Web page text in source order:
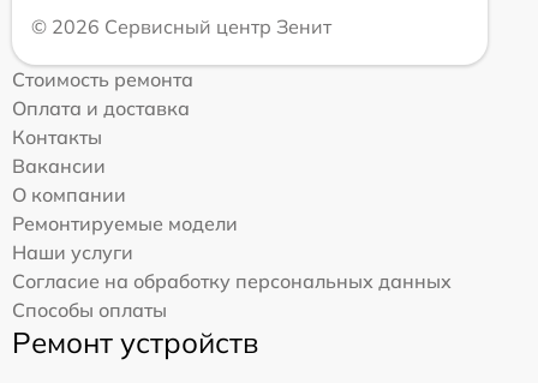
© 2026 Сервисный центр Зенит
Стоимость ремонта
Оплата и доставка
Контакты
Вакансии
О компании
Ремонтируемые модели
Наши услуги
Согласие на обработку персональных данных
Способы оплаты
Ремонт устройств